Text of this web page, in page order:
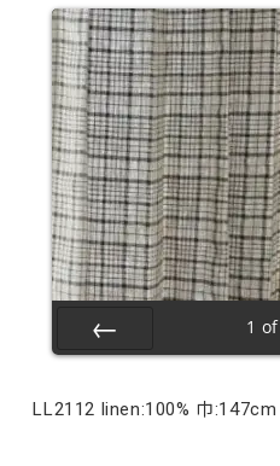
1 of
LL2112 linen:100% 巾:147cm